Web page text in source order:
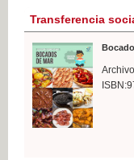
Transferencia